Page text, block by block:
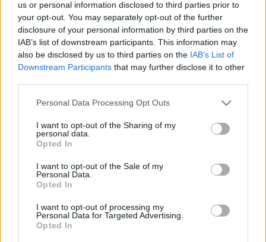
us or personal information disclosed to third parties prior to
your opt-out. You may separately opt-out of the further
disclosure of your personal information by third parties on the
IAB’s list of downstream participants. This information may
also be disclosed by us to third parties on the IAB’s List of
Downstream Participants that may further disclose it to other
Please note that this website/app uses one or more Google
not limited to your visit or usage behaviour. You may click to
grant or deny consent to Google and its third-party tags to
use your data for below specified purposes in below Google
consent section.
Personal Data Processing Opt Outs
I want to opt-out of the Sharing of my
personal data.
Opted In
I want to opt-out of the Sale of my
Personal Data.
Opted In
I want to opt-out of processing my
Personal Data for Targeted Advertising.
Opted In
Beste Spielergebnisse
Heute Diesen Monat
Da kannst du sein LOGIN